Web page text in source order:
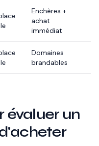
Enchères +
achat
immédiat
Domaines
brandables
évaluer un